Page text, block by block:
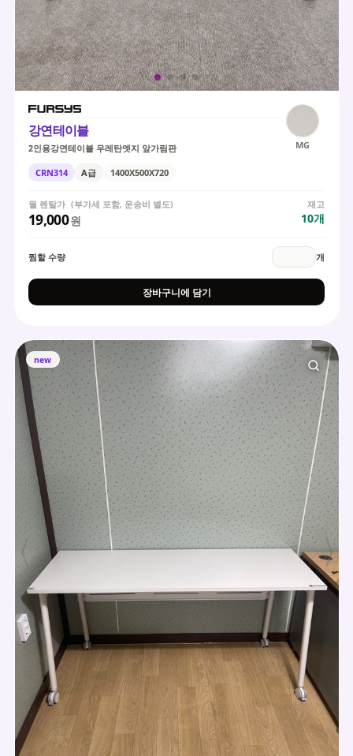
강연테이블
2인용강연테이블 우레탄엣지 앞가림판 MG
CRN314 A급 1400X500X720
월 렌탈가 (부가세 포함, 운송비 별도)
19,000원
재고
10개
찜할 수량 개
장바구니에 담기
new